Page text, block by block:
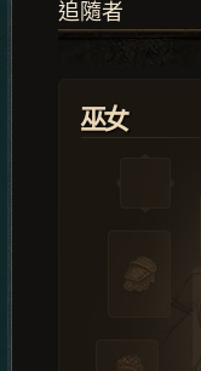
追隨者
巫女